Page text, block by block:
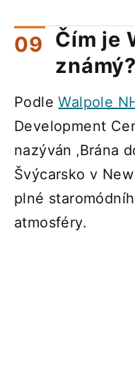
Čím je
známý?
PodleWalpole
Development
nazýván ‚Brána
Švýcarsko v
plné
atmosféry.